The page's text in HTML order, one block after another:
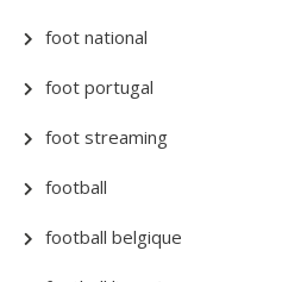
foot national
foot portugal
foot streaming
football
football belgique